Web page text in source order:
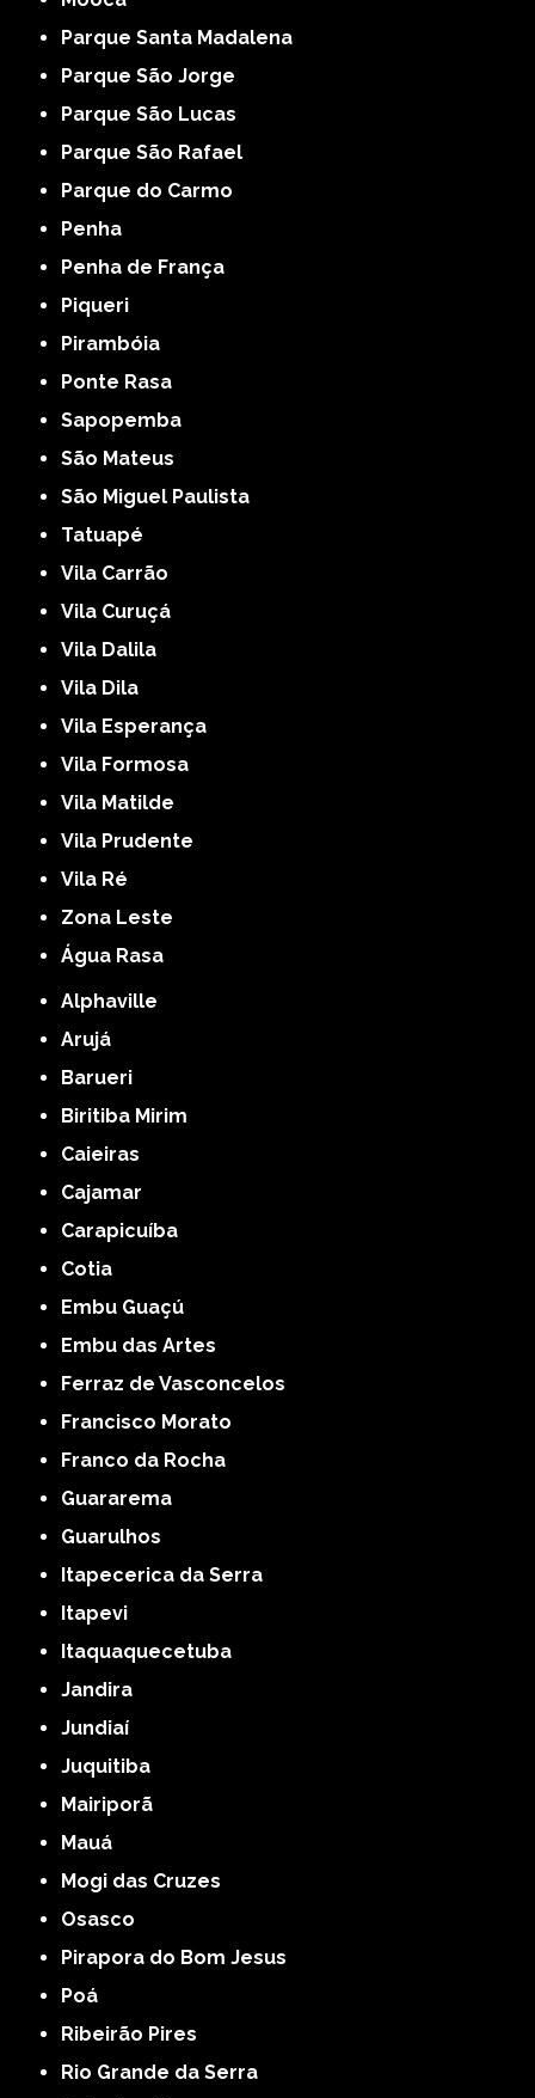
Parque Santa Madalena
Parque São Jorge
Parque São Lucas
Parque São Rafael
Parque do Carmo
Penha
Penha de França
Piqueri
Pirambóia
Ponte Rasa
Sapopemba
São Mateus
São Miguel Paulista
Tatuapé
Vila Carrão
Vila Curuçá
Vila Dalila
Vila Dila
Vila Esperança
Vila Formosa
Vila Matilde
Vila Prudente
Vila Ré
Zona Leste
Água Rasa
Alphaville
Arujá
Barueri
Biritiba Mirim
Caieiras
Cajamar
Carapicuíba
Cotia
Embu Guaçú
Embu das Artes
Ferraz de Vasconcelos
Francisco Morato
Franco da Rocha
Guararema
Guarulhos
Itapecerica da Serra
Itapevi
Itaquaquecetuba
Jandira
Jundiaí
Juquitiba
Mairiporã
Mauá
Mogi das Cruzes
Osasco
Pirapora do Bom Jesus
Poá
Ribeirão Pires
Rio Grande da Serra